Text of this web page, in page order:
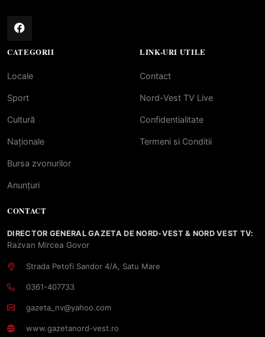
CATEGORII
Locale
Sport
Cultură
Naționale
Bursa zvonurilor
Anunțuri
LINK-URI UTILE
Contact
Nord-Vest TV Live
Confidentialitate
Termeni si Conditii
CONTACT
DIRECTOR GENERAL GAZETA DE NORD-VEST & NORD VEST TV:
Razvan Mircea Govor
Strada Petofi Sandor 4/A, Satu Mare
0361-407733
gazeta_nv@yahoo.com
www.gazetanord-vest.ro